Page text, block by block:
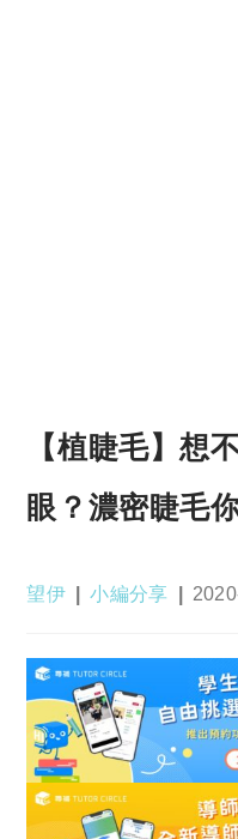
【植睫毛】想
眼？濃密睫毛
Post
望伊
Post
小編分享
Post